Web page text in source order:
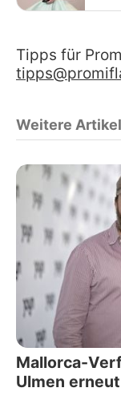
Tipps für
Weitere
Mallorca-
Ulmen